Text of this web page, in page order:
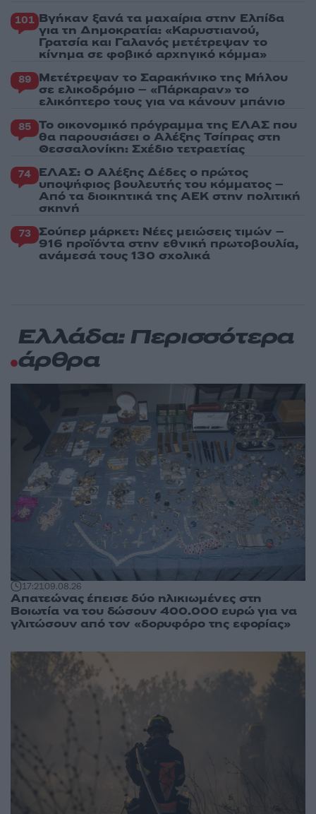
101 Βγήκαν ξανά τα μαχαίρια στην Ελπίδα
για τη Δημοκρατία: «Καρυστιανού,
Γρατσία και Γαλανός μετέτρεψαν το
κίνημα σε φοβικό αρχηγικό κόμμα»
89 Μετέτρεψαν το Σαρακήνικο της Μήλου
σε ελικοδρόμιο – «Πάρκαραν» το
ελικόπτερο τους για να κάνουν μπάνιο
85 Το οικονομικό πρόγραμμα της ΕΛΑΣ που
θα παρουσιάσει ο Αλέξης Τσίπρας στη
Θεσσαλονίκη: Σχέδιο τετραετίας
74 ΕΛΑΣ: Ο Αλέξης Δέδες ο πρώτος
υποψήφιος βουλευτής του κόμματος –
Από τα διοικητικά της ΑΕΚ στην πολιτική
σκηνή
73 Σούπερ μάρκετ: Νέες μειώσεις τιμών –
916 προϊόντα στην εθνική πρωτοβουλία,
ανάμεσά τους 130 σχολικά
Ελλάδα: Περισσότερα
άρθρα
17:2109.08.26
Απατεώνας έπεισε δύο ηλικιωμένες στη
Βοιωτία να του δώσουν 400.000 ευρώ για να
γλιτώσουν από τον «δορυφόρο της εφορίας»